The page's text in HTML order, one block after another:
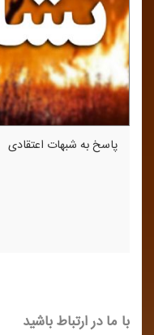
پاسخ به شبهات اعتقادی
با ما در ارتباط باشید